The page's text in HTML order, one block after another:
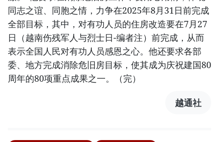
同志之谊、同胞之情，力争在2025年8月31日前完成
全部目标，其中，对有功人员的住房改造要在7月27
日（越南伤残军人与烈士日-编者注）前完成，从而
表示全国人民对有功人员感恩之心。他还要求各部
委、地方完成消除危旧房目标，使其成为庆祝建国80
周年的80项重点成果之一。（完）
越通社